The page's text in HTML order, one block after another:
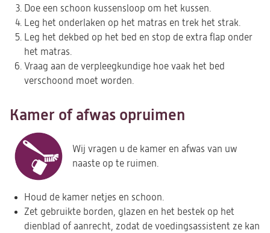
Doe een schoon kussensloop om het kussen.
Leg het onderlaken op het matras en trek het strak.
Leg het dekbed op het bed en stop de extra flap onder
het matras.
Vraag aan de verpleegkundige hoe vaak het bed
verschoond moet worden.
Kamer of afwas opruimen
Wij vragen u de kamer en afwas van uw
naaste op te ruimen.
Houd de kamer netjes en schoon.
Zet gebruikte borden, glazen en het bestek op het
dienblad of aanrecht, zodat de voedingsassistent ze kan